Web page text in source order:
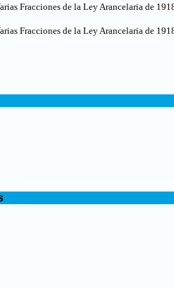
Fracciones de la Ley Arancelaria de
Fracciones de la Ley Arancelaria de